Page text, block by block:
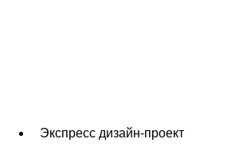
Экспресс дизайн-проект